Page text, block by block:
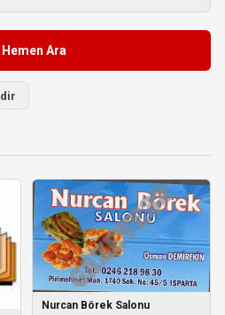
Hemen Ara
Nurcan Börek Salonu